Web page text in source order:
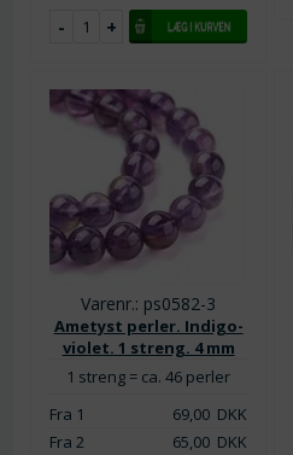
Varenr.: ps0582-3
Ametyst perler. Indigo-
violet. 1 streng. 4 mm
1 streng = ca. 46 perler
Fra 1
69,00DKK
Fra 2
65,00DKK